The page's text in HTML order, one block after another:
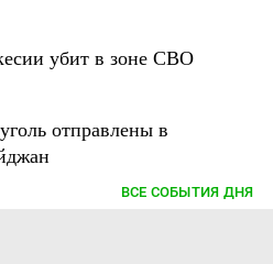
убит в зоне СВО
отправлены в
ВСЕ СОБЫТИЯ ДНЯ